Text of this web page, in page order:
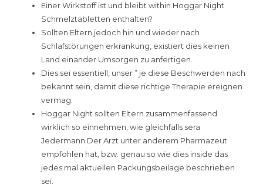
Einer Wirkstoff ist und bleibt within Hoggar Night
Schmelztabletten enthalten?
Sollten Eltern jedoch hin und wieder nach
Schlafstörungen erkrankung, existiert dies keinen
Land einander Umsorgen zu anfertigen.
Dies sei essentiell, unser ” je diese Beschwerden nach
bekannt sein, damit diese richtige Therapie ereignen
vermag.
Hoggar Night sollten Eltern zusammenfassend
wirklich so einnehmen, wie gleichfalls sera
Jedermann Der Arzt unter anderem Pharmazeut
empfohlen hat, bzw. genau so wie dies inside das
jedes mal aktuellen Packungsbeilage beschrieben
sei.